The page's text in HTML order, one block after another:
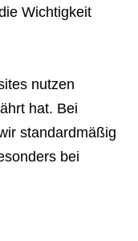
Wichtigkeit
nutzen
hat. Bei
standardmäßig
bei